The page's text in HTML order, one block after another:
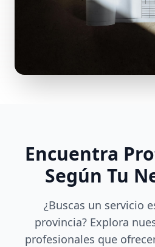
Encuentra
Según Tu
¿Buscas un servicio
provincia? Explora
profesionales que